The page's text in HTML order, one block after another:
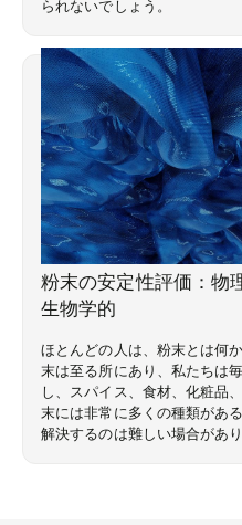
られないでしょう。
専門知識ライブラリ
粉末の安定性評価：物
生物学的
ほとんどの人は、粉末とは何
末は至る所にあり、私たちは
し、スパイス、食材、化粧品
末には非常に多くの種類があ
解決するのは難しい場合があり